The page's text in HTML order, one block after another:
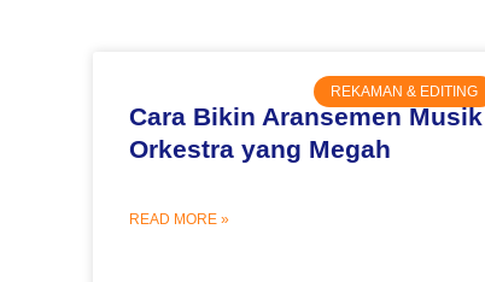
REKAMAN & EDITING
Cara Bikin Aransemen Musik
Orkestra yang Megah
READ MORE »